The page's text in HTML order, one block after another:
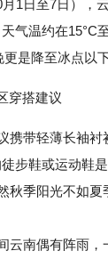
1日至7日），
气温约在15°C
是降至冰点以
穿搭建议
携带轻薄长袖
步鞋或运动鞋
季阳光不如夏
南偶有阵雨，